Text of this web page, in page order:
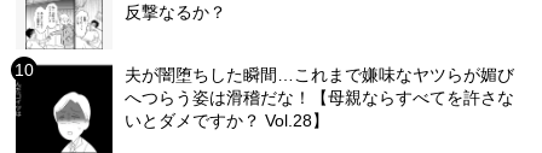
反撃なるか？
夫が闇堕ちした瞬間…これまで嫌味なヤツらが媚び
へつらう姿は滑稽だな！【母親ならすべてを許さな
いとダメですか？ Vol.28】